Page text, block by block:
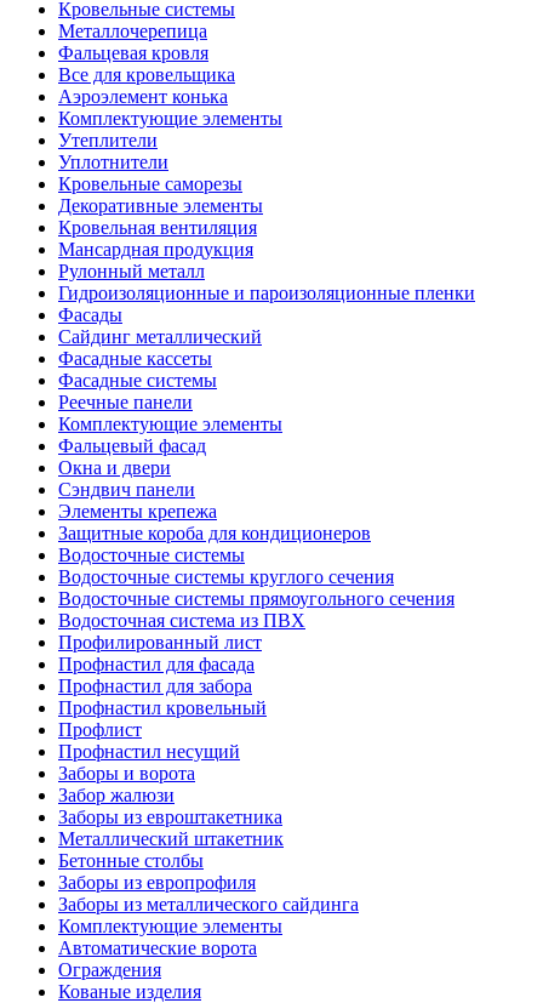
Кровельные системы
Металлочерепица
Фальцевая кровля
Все для кровельщика
Аэроэлемент конька
Комплектующие элементы
Утеплители
Уплотнители
Кровельные саморезы
Декоративные элементы
Кровельная вентиляция
Мансардная продукция
Рулонный металл
Гидроизоляционные и пароизоляционные пленки
Фасады
Сайдинг металлический
Фасадные кассеты
Фасадные системы
Реечные панели
Комплектующие элементы
Фальцевый фасад
Окна и двери
Сэндвич панели
Элементы крепежа
Защитные короба для кондиционеров
Водосточные системы
Водосточные системы круглого сечения
Водосточные системы прямоугольного сечения
Водосточная система из ПВХ
Профилированный лист
Профнастил для фасада
Профнастил для забора
Профнастил кровельный
Профлист
Профнастил несущий
Заборы и ворота
Забор жалюзи
Заборы из евроштакетника
Металлический штакетник
Бетонные столбы
Заборы из европрофиля
Заборы из металлического сайдинга
Комплектующие элементы
Автоматические ворота
Ограждения
Кованые изделия